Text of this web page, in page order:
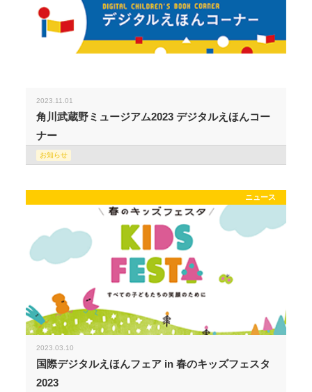
2023.11.01
角川武蔵野ミュージアム2023 デジタルえほんコー
ナー
お知らせ
ニュース
2023.03.10
国際デジタルえほんフェア in 春のキッズフェスタ
2023